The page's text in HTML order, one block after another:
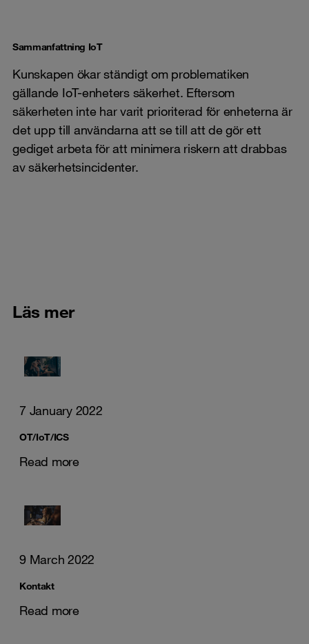
Sammanfattning IoT
Kunskapen ökar ständigt om problematiken
gällande IoT-enheters säkerhet. Eftersom
säkerheten inte har varit prioriterad för enheterna är
det upp till användarna att se till att de gör ett
gediget arbeta för att minimera riskern att drabbas
av säkerhetsincidenter.
Läs mer
7 January 2022
OT/IoT/ICS
Read more
9 March 2022
Kontakt
Read more